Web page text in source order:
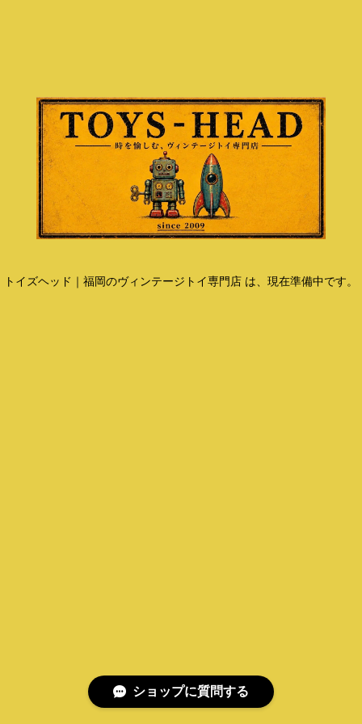
トイズヘッド｜福岡のヴィンテージトイ専門店 は、現在準備中です。
ショップに質問する